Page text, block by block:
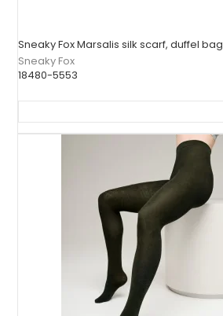
Sneaky Fox Marsalis silk scarf, duffel bag
Sneaky Fox
18480-5553